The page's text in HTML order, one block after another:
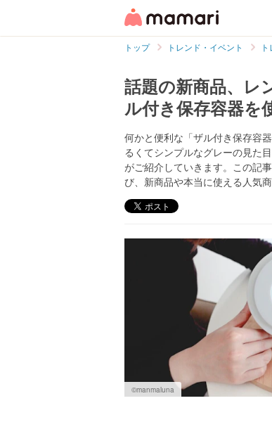
トップ トレンド・イベント
話題の新商品、レ
ル付き保存容器を
何かと便利な「ザル付き保存容
るくてシンプルなグレーの見た
がご紹介していきます。この記
び、新商品や本当に使える人気
©️manmaluna